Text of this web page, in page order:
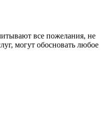
все пожелания, не
могут обосновать любое